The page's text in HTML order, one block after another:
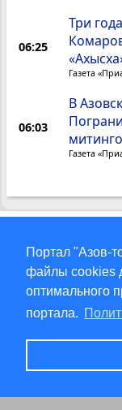
Портал "Азов-
файлы cookies
оптимального
портала.
06:25
Три
Газета
06:03
В
Газета